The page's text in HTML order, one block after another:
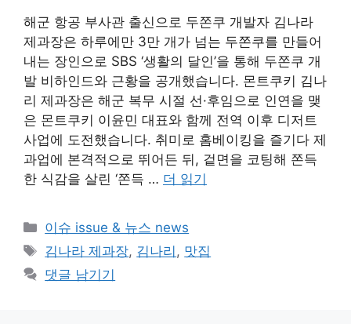
해군 항공 부사관 출신으로 두쫀쿠 개발자 김나라
제과장은 하루에만 3만 개가 넘는 두쫀쿠를 만들어
내는 장인으로 SBS ‘생활의 달인’을 통해 두쫀쿠 개
발 비하인드와 근황을 공개했습니다. 몬트쿠키 김나
리 제과장은 해군 복무 시절 선·후임으로 인연을 맺
은 몬트쿠키 이윤민 대표와 함께 전역 이후 디저트
사업에 도전했습니다. 취미로 홈베이킹을 즐기다 제
과업에 본격적으로 뛰어든 뒤, 겉면을 코팅해 쫀득
한 식감을 살린 ‘쫀득 … 더 읽기
카
테
리
이슈 issue & 뉴스 news
태
그
김나라 제과장, 김나리 , 맛집
댓글 남기기